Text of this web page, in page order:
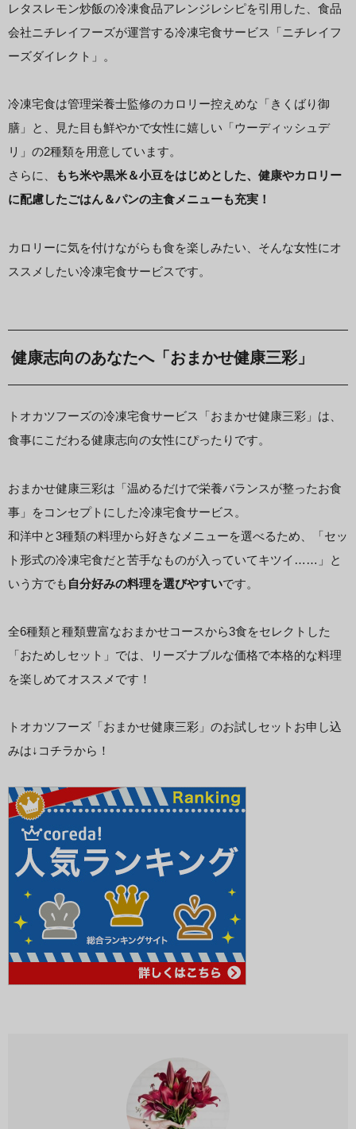
レタスレモン炒飯の冷凍食品アレンジレシピを引用した、食品
会社ニチレイフーズが運営する冷凍宅食サービス「ニチレイフ
ーズダイレクト」。
冷凍宅食は管理栄養士監修のカロリー控えめな「きくばり御
膳」と、見た目も鮮やかで女性に嬉しい「ウーディッシュデ
リ」の2種類を用意しています。
さらに、
もち米や黒米＆小豆をはじめとした、健康やカロリー
に配慮したごはん＆パンの主食メニューも充実！
カロリーに気を付けながらも食を楽しみたい、そんな女性にオ
ススメしたい冷凍宅食サービスです。
健康志向のあなたへ「おまかせ健康三彩」
トオカツフーズの冷凍宅食サービス「おまかせ健康三彩」は、
食事にこだわる健康志向の女性にぴったりです。
おまかせ健康三彩は「温めるだけで栄養バランスが整ったお食
事」をコンセプトにした冷凍宅食サービス。
和洋中と3種類の料理から好きなメニューを選べるため、「セッ
ト形式の冷凍宅食だと苦手なものが入っていてキツイ……」と
いう方でも 自分好みの料理を選びやすいです。
全6種類と種類豊富なおまかせコースから3食をセレクトした
「おためしセット」では、リーズナブルな価格で本格的な料理
を楽しめてオススメです！
トオカツフーズ「おまかせ健康三彩」のお試しセットお申し込
みは↓コチラから！